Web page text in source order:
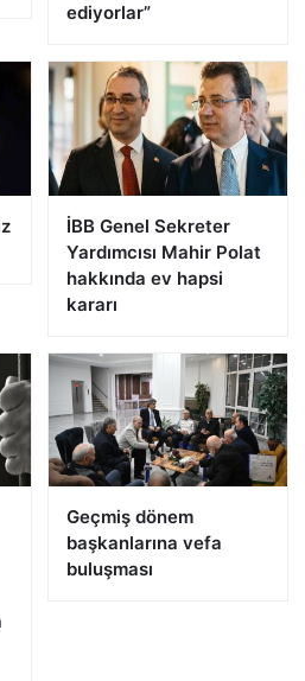
ediyorlar”
İBB Genel Sekreter
Yardımcısı Mahir Polat
hakkında ev hapsi
kararı
Geçmiş dönem
başkanlarına vefa
buluşması